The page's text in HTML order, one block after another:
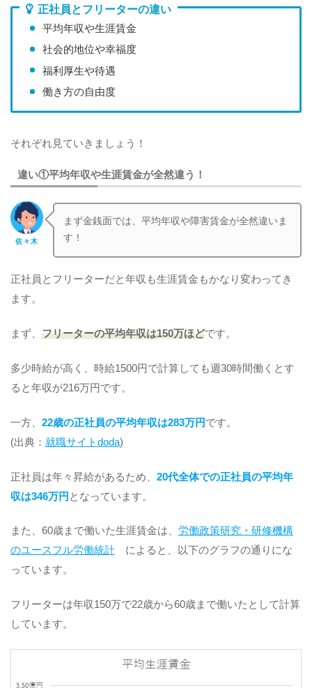
正社員とフリーターの違い
平均年収や生涯賃金
社会的地位や幸福度
福利厚生や待遇
働き方の自由度
それぞれ見ていきましょう！
違い①平均年収や生涯賃金が全然違う！
佐々木
まず金銭面では、平均年収や障害賃金が全然違いま
す！
正社員とフリーターだと年収も生涯賃金もかなり変わってき
ます。
まず、 フリーターの平均年収は150万ほどです。
多少時給が高く、時給1500円で計算しても週30時間働くとす
ると年収が216万円です。
一方、 22歳の正社員の平均年収は283万円です。
(出典： 就職サイトdoda)
正社員は年々昇給があるため、 20代全体での正社員の平均年
収は346万円 となっています。
また、60歳まで働いた生涯賃金は、 労働政策研究・研修機構
のユースフル労働統計 によると、以下のグラフの通りにな
っています。
フリーターは年収150万で22歳から60歳まで働いたとして計算
しています。